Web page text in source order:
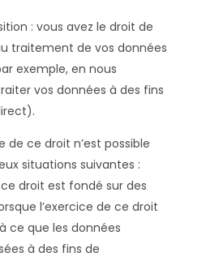
: vous avez le droit de
traitement de vos données
exemple, en nous
vos données à des fins
de ce droit n’est possible
situations suivantes :
droit est fondé sur des
l’exercice de ce droit
ce que les données
à des fins de